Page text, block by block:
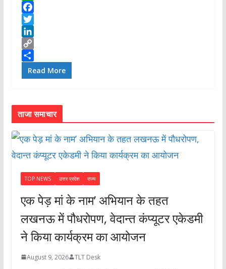
W
h
a
t
s
p
F
a
c
e
o
k
T
w
i
t
r
L
i
k
d
I
C
p
L
i
k
h
r
e
Read More
ताजा समाचार
TOP NEWS उत्तर प्रदेश राज्य
एक पेड़ मां के नाम’ अभियान के तहत
लखनऊ में पौधरोपण, वेदान्त कंप्यूटर एकेडमी
ने किया कार्यक्रम का आयोजन
August 9, 2026 TLT Desk